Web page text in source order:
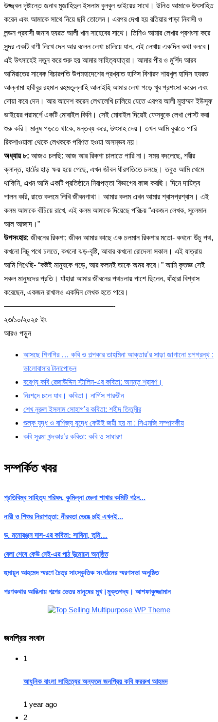
উজ্জ্বল দৃষ্টান্তে জনাব মুজাহিদুল ইসলাম বুলবুল ভাইয়ের সাথে। উনিও আমাকে উৎসাহিত
করেন এবং আমাকে সাথে নিয়ে ছবি তোলেন। এরপর দেখা হয় রতিয়ার পাড়া নিবাসী ও
লন্ডন প্রবাসী জনাব হযরত আলী খান সাহেবের সাথে। তিনিও আমার লেখার প্রশংসা করে
সুন্দর একটি বাণী লিখে দেন আর বলেন লেখা চালিয়ে যান, এই লেখায় একদিন কথা বলবে।
এই উৎসাহেই নতুন করে শুরু হয় আমার সাহিত্যযাত্রা। আমার পীর ও মুর্শিদ আরব
আমিরাতের সাবেক বিচারপতি উপমহাদেশের প্রখ্যাত হাদিস বিশারদ শায়খুল হাদিস হযরত
আল্লামা হাবীবুর রহমান রহমতুল্লাহি আলাইহি আমার লেখা পড়ে খুব প্রশংসা করেন এবং
দোয়া করে দেন। আর আদেশ করেন লেখালেখি চালিয়ে যেতে এরপর আলী মুহাম্মদ ইউসুফ
ভাইয়ের পরামর্শে একটি মোবাইল কিনি। সেই মোবাইল দিয়েই ফেসবুকে লেখা পোস্ট করা
শুরু করি। মানুষ পড়তে থাকে, মন্তব্য করে, উৎসাহ দেয়। তখন আমি বুঝতে পারি
রিকশাওয়ালা থেকে লেখককে পরিণত হওয়া অসম্ভব নয়।
অধ্যায় ৮: আজও চলছি: আজ আর রিকশা চালাতে পারি না। সময় বদলেছে, শরীর
ক্লান্ত, হার্টের হাড় ক্ষয় হয়ে গেছে, এখন জীবন ধীরগতিতে চলছে। তবুও আমি থেমে
থাকিনি, এখন আমি একটি প্রতিষ্ঠানে নিরাপত্তা বিভাগের কাজ করছি। দিনে দায়িত্ব
পালন করি, রাতে কলমে লিখি জীবনগাথা। আমার কলম এখন আমার শ্বাসপ্রশ্বাস। এই
কলম আমাকে বাঁচিয়ে রাখে, এই কলম আমাকে দিয়েছে পরিচয় “একজন লেখক, সুলেমান
আল আজাদ।”
উপসংহার: জীবনের রিকশা; জীবন আমার কাছে এক চলমান রিকশার মতো- কখনো উঁচু পথ,
কখনো নিচু পথে চলতে, কখনো ঝড়-বৃষ্টি, আবার কখনো রোদেলা সকাল। এই যাত্রায়
আমি শিখেছি- “কষ্টই মানুষকে গড়ে, আর কলমই তাকে অমর করে।” আমি কৃতজ্ঞ সেই
সকল মানুষদের প্রতি। যাঁহারা আমার জীবনের পথচলায় পাশে ছিলেন, যাঁহারা বিশ্বাস
করেছেন, একজন রাখালও একদিন লেখক হতে পারে।
——————————————-
২৩/১০/২০২৫ ইং
আরও পড়ুন
আসছে শিগগির … কবি ও গল্পকার তাহমিনা আক্তার’র সাড়া জাগানো গল্পগ্রন্থ :
ভালোবাসার টানাপোড়ন
বরেণ্য কবি রেজাউদ্দিন স্টালিন-এর কবিতা: অনন্ত শ্রাবণ।
নিঃশব্দে চলে যাব। কবিতা। নার্গিস পারভীন
শেখ নুরুল ইসলাম সোহাগ’র কবিতা: শহীদ তিতুমীর
শুল্ক যুদ্ধ ও বাণিজ্য যুদ্ধে কেউই জয়ী হয় না : সিএমজি সম্পাদকীয়
কবি সুরমা খন্দকার’র কবিতা: কবি ও সাধারণ
সম্পর্কিত খবর
প্রতিবিম্ব সাহিত্য পরিষদ, কুমিল্লা জেলা শাখার কমিটি গঠন...
নারী ও শিশুর নিরাপত্তা: নীরবতা ভেঙে চাই এখনই...
ড. মনোরঞ্জন দাস-এর কবিতা: সাবিনা, তুমি…
বেলা শেষে কেউ নেই-এর পাঠ উন্মোচন অনুষ্ঠিত
হুমায়ূন আহমেদ স্মরণে চৈত্র সাংস্কৃতিক সংগঠনের স্মরণসভা অনুষ্ঠিত
পরণকথার আঙিনায় গল্পের ভেতর মানুষের মুখ।মুক্তগদ্য। আশফাকুজ্জামান
জনপ্রিয় সংবাদ
1
আধুনিক বাংলা সাহিত্যের অন্যতম জনপ্রিয় কবি ফররুখ আহমদ
1 year ago
2